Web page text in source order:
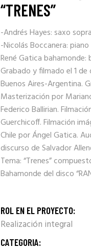
“TRENES”
-Andrés Hayes: saxo
-Nicolás Boccanera:
René Gatica
Grabado y filmado el 1
Buenos Aires-Argentina.
Masterización por
Federico Ballirian.
Guerchicoff. Filmación
Chile por Ángel Gatica.
discurso de Salvador
Tema: “Trenes”
Bahamonde del disco
ROL EN EL PROYECTO:
Realización integral
CATEGORIA: